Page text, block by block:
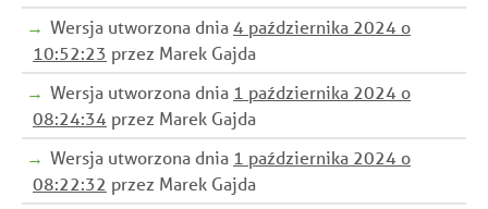
Wersja utworzona dnia4 października 2024 o
10:52:23 przez Marek Gajda
Wersja utworzona dnia 1 października 2024 o
08:24:34 przez Marek Gajda
Wersja utworzona dnia 1 października 2024 o
08:22:32 przez Marek Gajda